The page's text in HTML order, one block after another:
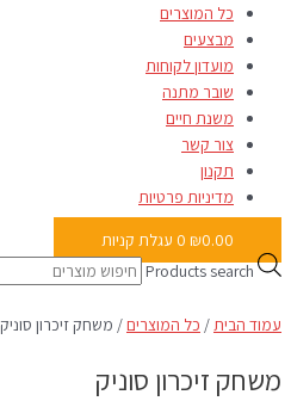
כל המוצרים
מבצעים
מועדון לקוחות
שובר מתנה
משנת חיים
צור קשר
תקנון
מדיניות פרטיות
₪0.00
0 עגלת קניות
Products search
עמוד הבית/ כל המוצרים / משחק זיכרון סוניק
משחק זיכרון סוניק